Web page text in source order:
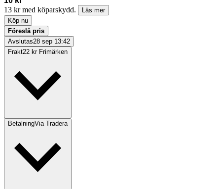
13 kr med köparskydd.
Läs mer
Köp nu
Föreslå pris
Avslutas28 sep 13:42
Frakt22 kr Frimärken
BetalningVia Tradera